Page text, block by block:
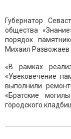
Губернатор
общества
порядок
Михаил Развожаев
«В рамках
«Увековечение
выполнили
«Братские
городского